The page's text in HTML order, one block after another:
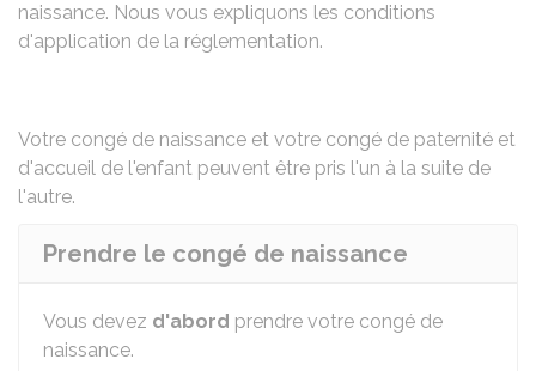
naissance. Nous vous expliquons les conditions
d'application de la réglementation.
Votre congé de naissance et votre congé de paternité et
d'accueil de l'enfant peuvent être pris l'un à la suite de
l'autre.
Prendre le congé de naissance
Vous devez d'abord prendre votre congé de
naissance.